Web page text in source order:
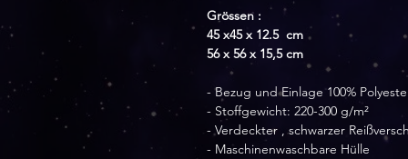
Grössen :
45 x45 x 12.5 cm
56 x 56 x 15,5 cm
- Bezug und Einlage 100%
- Stoffgewicht: 220-300 g/m²
- Verdeckter , schwarzer
- Maschinenwaschbare Hülle